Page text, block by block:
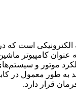
الکترونیکی است که
عنوان کامپیوتر
موتور و
به طور معمول در
قرار دارد.